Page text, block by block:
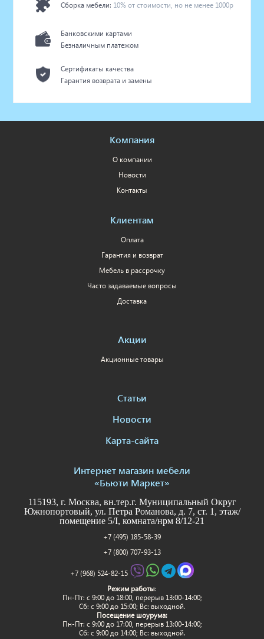
Сборка мебели: 10% от стоимости, но не менее 1000р
Банковскими картами
Безналичным платежом
Сертификаты качества
Гарантия возврата и замены
Компания
О компании
Новости
Контакты
Клиентам
Оплата
Гарантия и возврат
Мебель в рассрочку
Часто задаваемые вопросы
Доставка
Акции
Акционные товары
Статьи
Новости
Карта-сайта
Интернет магазин мебели
«Бьюти Маркет»
115193, г. Москва, вн.тер.г. Муниципальный Округ
Южнопортовый, ул. Петра Романова, д. 7, ст. 1, этаж/
помещение 5/I, комната/нрм 8/12-21
+7 (495) 185-58-39
+7 (800) 707-93-13
+7 (968) 524-82-15
Режим работы:
Пн-Пт: c 9:00 до 18:00, перерыв 13:00-14:00;
Сб: с 9:00 до 15:00; Вс: выходной.
Посещение шоурума:
Пн-Пт: c 9:00 до 17:00, перерыв 13:00-14:00;
Сб: с 9:00 до 14:00; Вс: выходной.